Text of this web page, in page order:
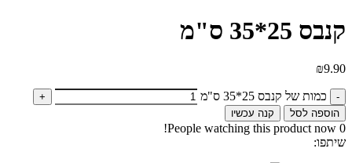
קנבס 25*35 ס"מ
₪9.90
כמות של קנבס 25*35 ס"מ
הוספה לסל קנה עכשיו
0
People watching this product now!
שיתפו: